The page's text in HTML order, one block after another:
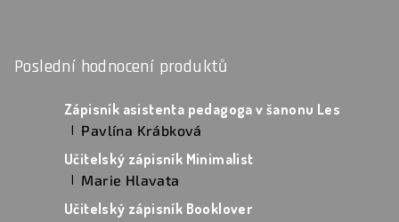
Poslední hodnocení produktů
Zápisník asistenta pedagoga v šanonu Les
Hodnocení produktu je 5 z 5 hvězdiček.
| Pavlína Krábková
Učitelský zápisník Minimalist
Hodnocení produktu je 5 z 5 hvězdiček.
| Marie Hlavata
Učitelský zápisník Booklover